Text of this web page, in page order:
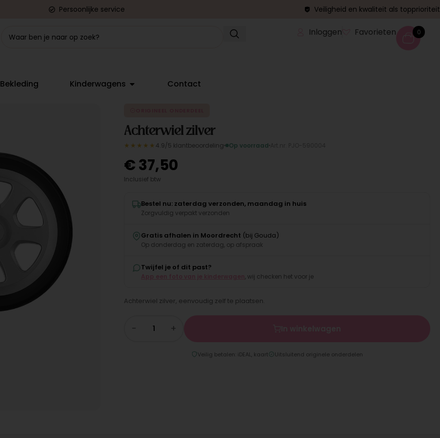
Persoonlijke service Veiligheid en kwaliteit als topprioriteit
Inloggen Favorieten 0
Bekleding Kinderwagens Contact
Achterwiel zilver
★★★★★ 4.9/5 klantbeoordeling Op voorraad
€37,50
Inclusief btw
Bestel nu: zaterdag verzonden, maandag in huis
Zorgvuldig verpakt verzonden
Gratis afhalen in Moordrecht (bij Gouda)
Op donderdag en zaterdag, op afspraak
Twijfel je of dit past?
, wij checken het voor je
Achterwiel zilver, eenvoudig zelf te plaatsen.
− +
Veilig betalen: iDEAL, kaart Uitsluitend originele onderdelen